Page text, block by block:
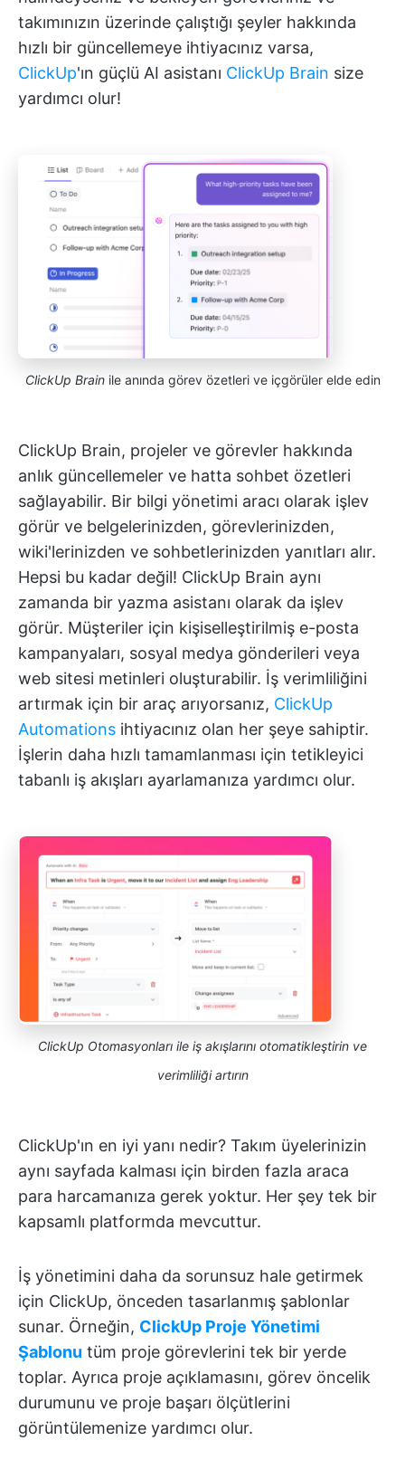
takımınızın üzerinde çalıştığı şeyler hakkında
hızlı bir güncellemeye ihtiyacınız varsa,
ClickUp'ın güçlü AI asistanı ClickUp Brain size
yardımcı olur!
ClickUp Brainile anında görev özetleri ve içgörüler elde edin
ClickUp Brain, projeler ve görevler hakkında
anlık güncellemeler ve hatta sohbet özetleri
sağlayabilir. Bir bilgi yönetimi aracı olarak işlev
görür ve belgelerinizden, görevlerinizden,
wiki'lerinizden ve sohbetlerinizden yanıtları alır.
Hepsi bu kadar değil! ClickUp Brain aynı
zamanda bir yazma asistanı olarak da işlev
görür. Müşteriler için kişiselleştirilmiş e-posta
kampanyaları, sosyal medya gönderileri veya
web sitesi metinleri oluşturabilir. İş verimliliğini
artırmak için bir araç arıyorsanız, ClickUp
Automations ihtiyacınız olan her şeye sahiptir.
İşlerin daha hızlı tamamlanması için tetikleyici
tabanlı iş akışları ayarlamanıza yardımcı olur.
ClickUp Otomasyonları ile iş akışlarını otomatikleştirin ve
verimliliği artırın
ClickUp'ın en iyi yanı nedir? Takım üyelerinizin
aynı sayfada kalması için birden fazla araca
para harcamanıza gerek yoktur. Her şey tek bir
kapsamlı platformda mevcuttur.
İş yönetimini daha da sorunsuz hale getirmek
için ClickUp, önceden tasarlanmış şablonlar
sunar. Örneğin, ClickUp Proje Yönetimi
Şablonu tüm proje görevlerini tek bir yerde
toplar. Ayrıca proje açıklamasını, görev öncelik
durumunu ve proje başarı ölçütlerini
görüntülemenize yardımcı olur.